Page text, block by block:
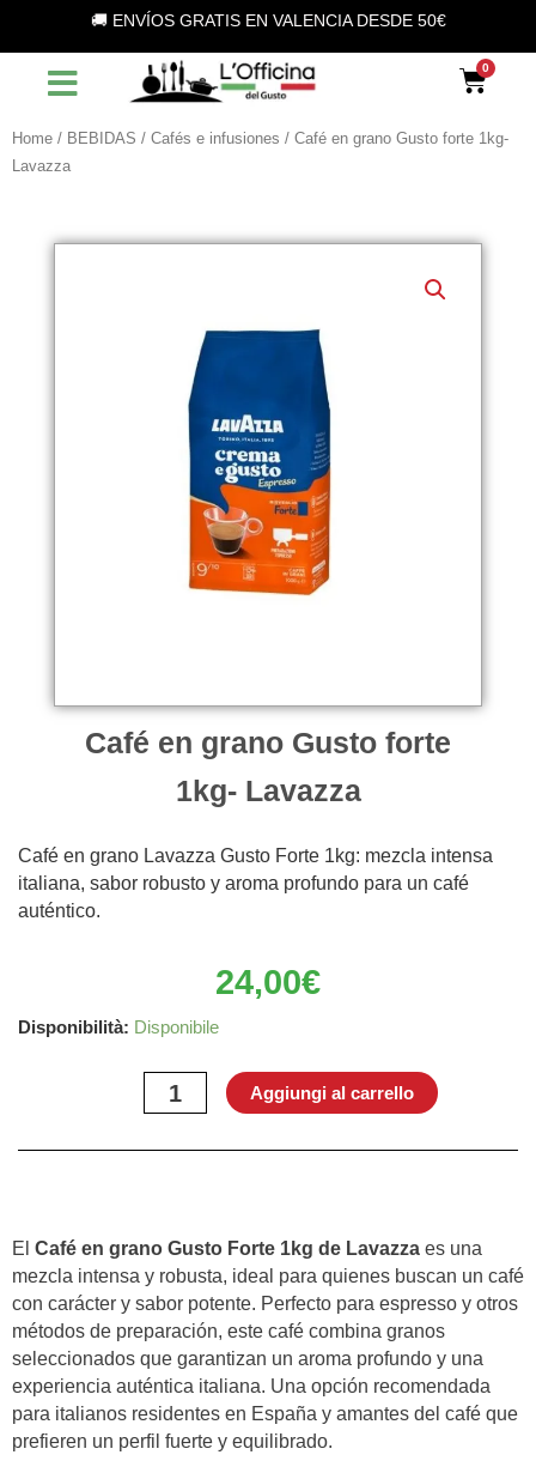
contenuto
🚚 ENVÍOS GRATIS EN VALENCIA DESDE 50€
Home / BEBIDAS / Cafés e infusiones / Café en grano Gusto forte 1kg-
Lavazza
Café en grano Gusto forte
1kg- Lavazza
Café en grano Lavazza Gusto Forte 1kg: mezcla intensa
italiana, sabor robusto y aroma profundo para un café
auténtico.
24,00€
Disponibilità: Disponibile
Café
Gusto
Aggiungi al carrello
El Café en grano Gusto Forte 1kg de Lavazza es una
mezcla intensa y robusta, ideal para quienes buscan un café
con carácter y sabor potente. Perfecto para espresso y otros
métodos de preparación, este café combina granos
seleccionados que garantizan un aroma profundo y una
experiencia auténtica italiana. Una opción recomendada
para italianos residentes en España y amantes del café que
prefieren un perfil fuerte y equilibrado.